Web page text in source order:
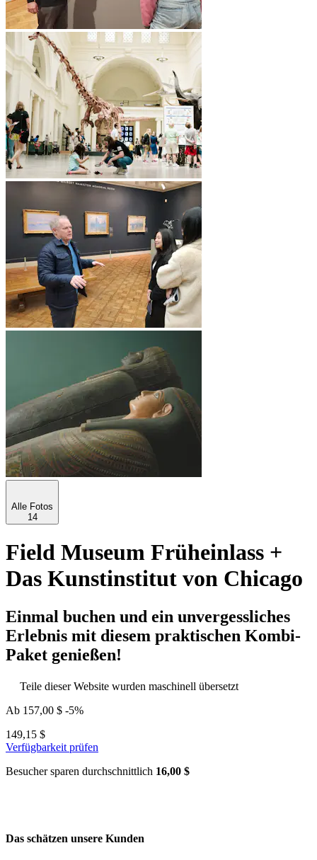
Alle Fotos
14
Field Museum Früheinlass +
Das Kunstinstitut von Chicago
Einmal buchen und ein unvergessliches
Erlebnis mit diesem praktischen Kombi-
Paket genießen!
Teile dieser Website wurden maschinell übersetzt
Ab 157,00 $ -5%
149,15 $
Verfügbarkeit prüfen
Besucher sparen durchschnittlich 16,00 $
Das schätzen unsere Kunden